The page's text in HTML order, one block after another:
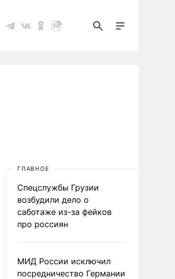
ГЛАВНОЕ
Спецслужбы Грузии
возбудили дело о
саботаже из-за фейков
про россиян
МИД России исключил
посредничество Германии